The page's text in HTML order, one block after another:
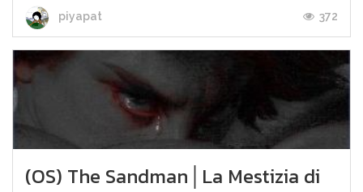
piyapat 372
(OS) The Sandman│La Mestizia di